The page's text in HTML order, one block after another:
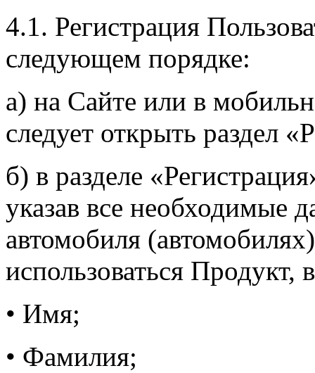
4.1. Регистрация
следующем порядке:
а) на Сайте или в
следует открыть раздел
б) в разделе
указав все необходимые
автомобиля
использоваться Продукт,
• Имя;
• Фамилия;